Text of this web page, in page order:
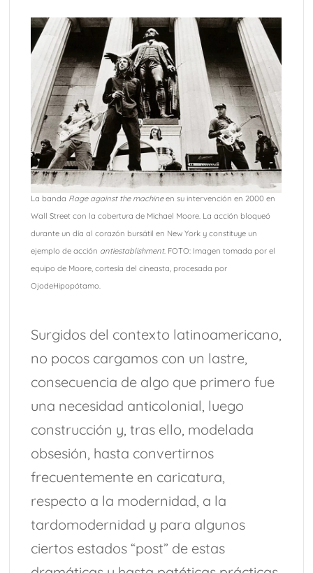
La banda Rage against the machineen su intervención en 2000 en
Wall Street con la cobertura de Michael Moore. La acción bloqueó
durante un día al corazón bursátil en New York y constituye un
ejemplo de acción antiestablishment. FOTO: Imagen tomada por el
equipo de Moore, cortesía del cineasta, procesada por
OjodeHipopótamo.
Surgidos del contexto latinoamericano,
no pocos cargamos con un lastre,
consecuencia de algo que primero fue
una necesidad anticolonial, luego
construcción y, tras ello, modelada
obsesión, hasta convertirnos
frecuentemente en caricatura,
respecto a la modernidad, a la
tardomodernidad y para algunos
ciertos estados “post” de estas